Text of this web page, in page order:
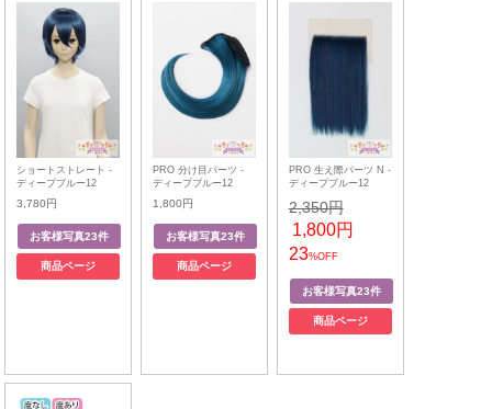
ショートストレート -
ディープブルー12
3,780円
商品ページ
PRO 分け目パーツ -
ディープブルー12
1,800円
商品ページ
PRO 生え際パーツ N -
ディープブルー12
2,350円
1,800円
23%OFF
商品ページ